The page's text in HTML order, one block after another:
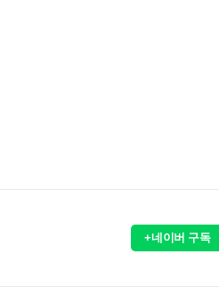
+네이버 구독